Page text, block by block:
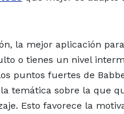
la mejor aplicación
o tienes un nivel
puntos fuertes de
temática sobre la que
Esto favorece la